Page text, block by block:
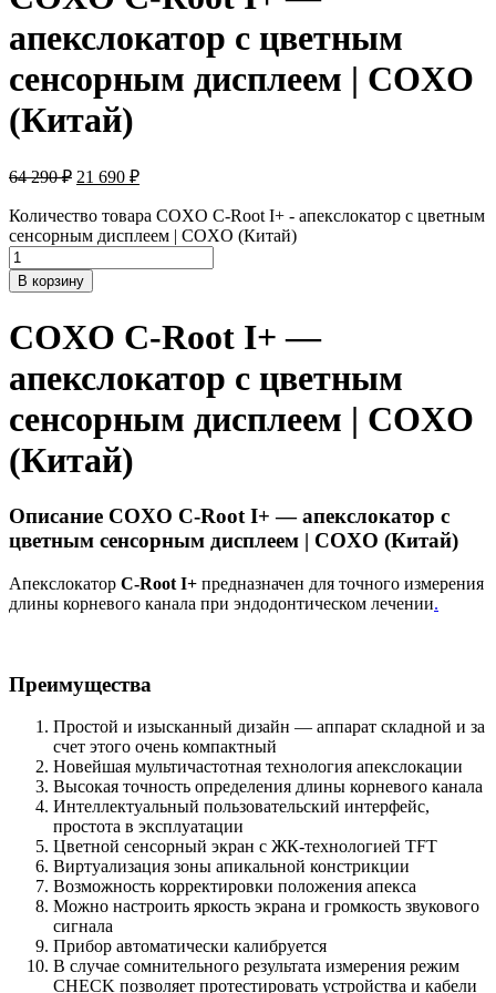
апекслокатор с цветным
сенсорным дисплеем | COXO
(Китай)
64 290₽ 21 690 ₽
Количество товара COXO C-Root I+ - апекслокатор с цветным
сенсорным дисплеем | COXO (Китай)
В корзину
COXO C-Root I+ —
апекслокатор с цветным
сенсорным дисплеем | COXO
(Китай)
Описание COXO C-Root I+ — апекслокатор с
цветным сенсорным дисплеем | COXO (Китай)
Апекслокатор C-Root I+ предназначен для точного измерения
длины корневого канала при эндодонтическом лечении.
Преимущества
Простой и изысканный дизайн — аппарат складной и за
счет этого очень компактный
Новейшая мультичастотная технология апекслокации
Высокая точность определения длины корневого канала
Интеллектуальный пользовательский интерфейс,
простота в эксплуатации
Цветной сенсорный экран с ЖК-технологией TFT
Виртуализация зоны апикальной констрикции
Возможность корректировки положения апекса
Можно настроить яркость экрана и громкость звукового
сигнала
Прибор автоматически калибруется
В случае сомнительного результата измерения режим
CHECK позволяет протестировать устройства и кабели